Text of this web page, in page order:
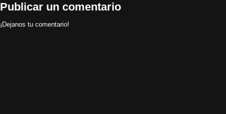
Publicar un comentario
¡Dejanos tu comentario!